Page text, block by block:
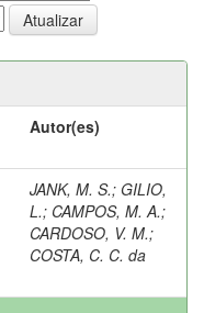
Autor(es)
JANK, M. S.; GILIO,
L.; CAMPOS, M. A.;
CARDOSO, V. M.;
COSTA, C. C. da